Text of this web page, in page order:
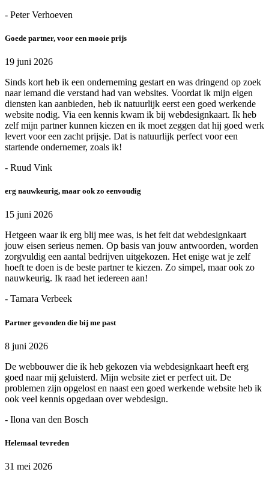
- Peter Verhoeven
Goede partner, voor een mooie prijs
19 juni 2026
Sinds kort heb ik een onderneming gestart en was dringend op zoek
naar iemand die verstand had van websites. Voordat ik mijn eigen
diensten kan aanbieden, heb ik natuurlijk eerst een goed werkende
website nodig. Via een kennis kwam ik bij webdesignkaart. Ik heb
zelf mijn partner kunnen kiezen en ik moet zeggen dat hij goed werk
levert voor een zacht prijsje. Dat is natuurlijk perfect voor een
startende ondernemer, zoals ik!
- Ruud Vink
erg nauwkeurig, maar ook zo eenvoudig
15 juni 2026
Hetgeen waar ik erg blij mee was, is het feit dat webdesignkaart
jouw eisen serieus nemen. Op basis van jouw antwoorden, worden
zorgvuldig een aantal bedrijven uitgekozen. Het enige wat je zelf
hoeft te doen is de beste partner te kiezen. Zo simpel, maar ook zo
nauwkeurig. Ik raad het iedereen aan!
- Tamara Verbeek
Partner gevonden die bij me past
8 juni 2026
De webbouwer die ik heb gekozen via webdesignkaart heeft erg
goed naar mij geluisterd. Mijn website ziet er perfect uit. De
problemen zijn opgelost en naast een goed werkende website heb ik
ook veel kennis opgedaan over webdesign.
- Ilona van den Bosch
Helemaal tevreden
31 mei 2026